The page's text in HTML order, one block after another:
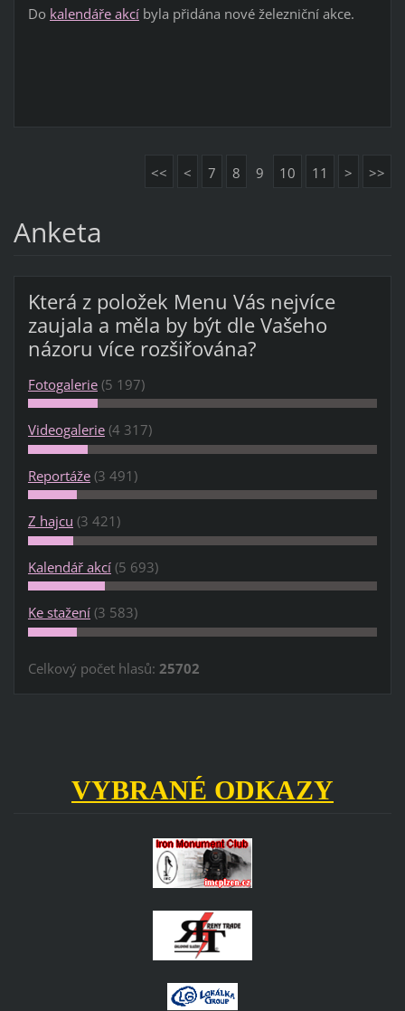
Do kalendáře akcíbyla přidána nové železniční akce.
<< < 7 8 9 10 11 > >>
Anketa
Která z položek Menu Vás nejvíce
zaujala a měla by být dle Vašeho
názoru více rozšiřována?
Fotogalerie (5 197)
Videogalerie (4 317)
Reportáže (3 491)
Z hajcu (3 421)
Kalendář akcí (5 693)
Ke stažení (3 583)
Celkový počet hlasů: 25702
VYBRANÉ ODKAZY